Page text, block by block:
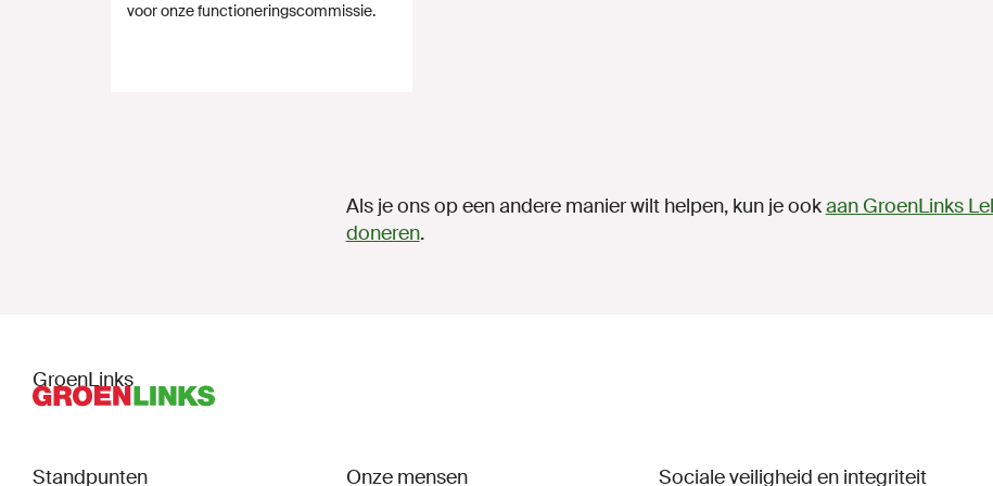
voor onze functioneringscommissie.
Als je ons op een andere manier wilt helpen, kun je ookaan GroenLinks
doneren.
GroenLinks
Standpunten Onze mensen Sociale veiligheid en integriteit